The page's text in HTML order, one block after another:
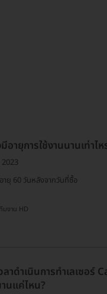
อายุการใช้งานนานเท่าไห
ยุ 60 วันหลังจากวันที่ซื้อ
มงาน HD
ลาดำเนินการทำเลเซอร์
านแค่ไหน?